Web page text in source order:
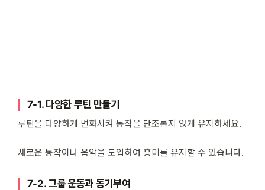
7-1. 다양한 루틴 만들기
루틴을 다양하게 변화시켜 동작을 단조롭지 않게 유지하세요.
새로운 동작이나 음악을 도입하여 흥미를 유지할 수 있습니다.
7-2. 그룹 운동과 동기부여